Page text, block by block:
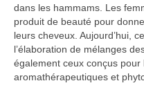
Spiruline et
Spiruline et ongles
Spiruline et peau
dans les hammams. Les
produit de beauté pour
leurs cheveux. Aujourd’hui,
l’élaboration de mélanges
également ceux conçus pour
aromathérapeutiques et